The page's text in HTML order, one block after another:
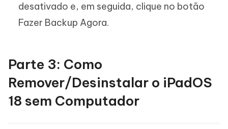
desativado e, em seguida, clique no botão
Fazer Backup Agora.
Parte 3: Como
Remover/Desinstalar o iPadOS
18 sem Computador